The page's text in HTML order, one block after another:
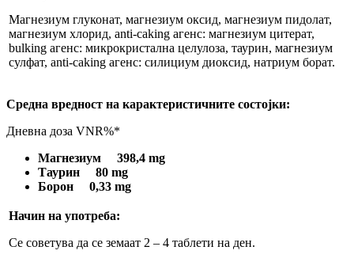
Магнезиум глуконат, магнезиум оксид, магнезиум пидолат,
магнезиум хлорид, anti-caking агенс: магнезиум цитерат,
bulking агенс: микрокристална целулоза, таурин, магнезиум
сулфат, anti-caking агенс: силициум диоксид, натриум борат.
Средна вредност на карактеристичните состојки:
Дневна доза VNR%*
Магнезиум 398,4 mg
Таурин 80 mg
Борон 0,33 mg
Начин на употреба:
Се советува да се земаат 2 – 4 таблети на ден.